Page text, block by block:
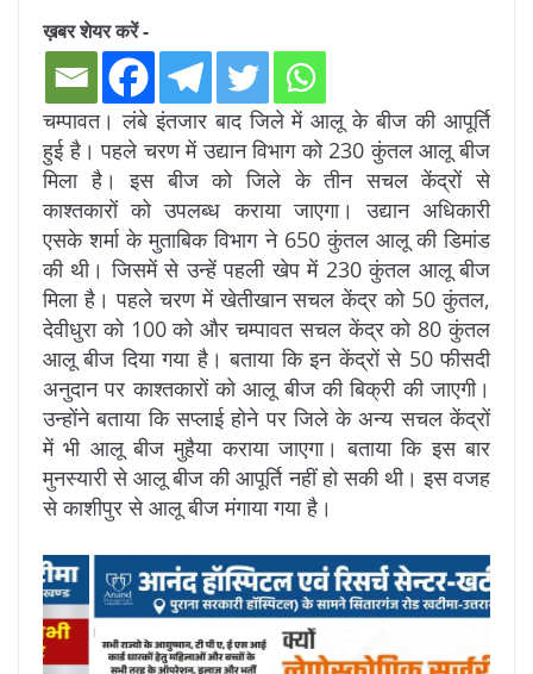
ख़बर शेयर करें -
चम्पावत। लंबे इंतजार बाद जिले में आलू के बीज की आपूर्ति
हुई है। पहले चरण में उद्यान विभाग को 230 कुंतल आलू बीज
मिला है। इस बीज को जिले के तीन सचल केंद्रों से
काश्तकारों को उपलब्ध कराया जाएगा। उद्यान अधिकारी
एसके शर्मा के मुताबिक विभाग ने 650 कुंतल आलू की डिमांड
की थी। जिसमें से उन्हें पहली खेप में 230 कुंतल आलू बीज
मिला है। पहले चरण में खेतीखान सचल केंद्र को 50 कुंतल,
देवीधुरा को 100 को और चम्पावत सचल केंद्र को 80 कुंतल
आलू बीज दिया गया है। बताया कि इन केंद्रों से 50 फीसदी
अनुदान पर काश्तकारों को आलू बीज की बिक्री की जाएगी।
उन्होंने बताया कि सप्लाई होने पर जिले के अन्य सचल केंद्रों
में भी आलू बीज मुहैया कराया जाएगा। बताया कि इस बार
मुनस्यारी से आलू बीज की आपूर्ति नहीं हो सकी थी। इस वजह
से काशीपुर से आलू बीज मंगाया गया है।